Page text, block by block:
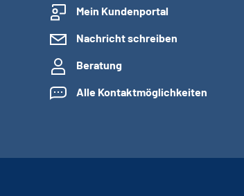
Mein Kundenportal
Nachricht schreiben
Beratung
Alle Kontaktmöglichkeiten